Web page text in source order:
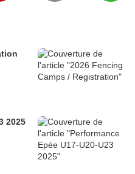
2025